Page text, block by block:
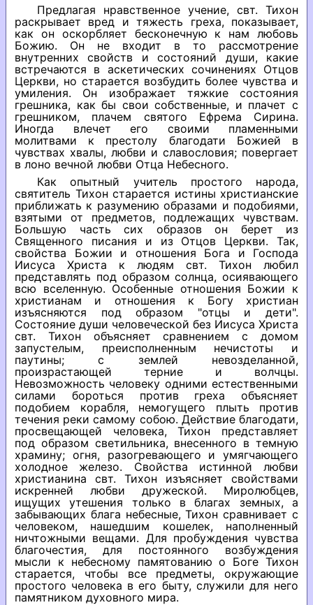
Предлагая нравственное учение, свт. Тихон
раскрывает вред и тяжесть греха, показывает,
как он оскорбляет бесконечную к нам любовь
Божию. Он не входит в то рассмотрение
внутренних свойств и состояний души, какие
встречаются в аскетических сочинениях Отцов
Церкви, но старается возбудить более чувства и
умиления. Он изображает тяжкие состояния
грешника, как бы свои собственные, и плачет с
грешником, плачем святого Ефрема Сирина.
Иногда влечет его своими пламенными
молитвами к престолу благодати Божией в
чувствах хвалы, любви и славословия; повергает
в лоно вечной любви Отца Небесного.
Как опытный учитель простого народа,
святитель Тихон старается истины христианские
приближать к разумению образами и подобиями,
взятыми от предметов, подлежащих чувствам.
Большую часть сих образов он берет из
Священного писания и из Отцов Церкви. Так,
свойства Божии и отношения Бога и Господа
Иисуса Христа к людям свт. Тихон любил
представлять под образом солнца, осиявающего
всю вселенную. Особенные отношения Божии к
христианам и отношения к Богу христиан
изъясняются под образом "отцы и дети".
Состояние души человеческой без Иисуса Христа
свт. Тихон объясняет сравнением с домом
запустелым, преисполненным нечистоты и
паутины; с землей невозделанной,
произрастающей терние и волчцы.
Невозможность человеку одними естественными
силами бороться против греха объясняет
подобием корабля, немогущего плыть против
течения реки самому собою. Действие благодати,
просвещающей человека, Тихон представляет
под образом светильника, внесенного в темную
храмину; огня, разогревающего и умягчающего
холодное железо. Свойства истинной любви
христианина свт. Тихон изъясняет свойствами
искренней любви дружеской. Миролюбцев,
ищущих утешения только в благах земных, а
забывающих блага небесные, Тихон сравнивает с
человеком, нашедшим кошелек, наполненный
ничтожными вещами. Для пробуждения чувства
благочестия, для постоянного возбуждения
мысли к небесному памятованию о Боге Тихон
старается, чтобы все предметы, окружающие
простого человека в его быту, служили для него
памятником духовного мира.